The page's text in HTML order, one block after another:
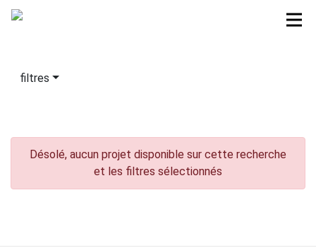
filtres
Désolé, aucun projet disponible sur cette recherche
et les filtres sélectionnés